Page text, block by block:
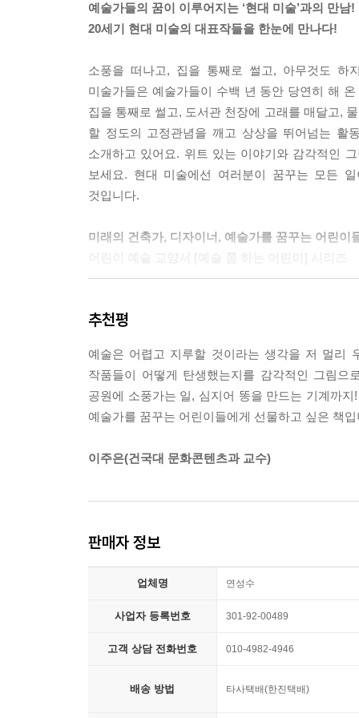
174 맥박이 뛰는 방 라파엘 로자노-헤머 Rafael
178 돼지와 도토리 인자 빙클러 Insa Winkler(The
186 실험 사이트 카르스텐 휠러 Carsten
190 움직이는 매트릭스 가브리엘 오로즈코
194 1:1 모니카 소스노프스카 Monika
198 잃어버린 그림자 수잔 필립스 Susan
202 보르그넬의 오리 시프리앙 가이야르 Cyprien
206 해바라기 씨 아이 웨이웨이 Ai
210 시계 크리스티안 마클레이 Christian
예술가들의 꿈이 이루어지는 ‘현대 미술’과의 만남!
20세기 현대 미술의 대표작들을 한눈에 만나다!
소풍을 떠나고, 집을 통째로 썰고, 아무것도 하
미술가들은 예술가들이 수백 년 동안 당연히 해
집을 통째로 썰고, 도서관 천장에 고래를 매달고,
할 정도의 고정관념을 깨고 상상을 뛰어넘는 활
소개하고 있어요. 위트 있는 이야기와 감각적인
보세요. 현대 미술에선 여러분이 꿈꾸는 모든
것입니다.
미래의 건축가, 디자이너, 예술가를 꿈꾸는 어린이
생각으로 지은 건축물들을 담은 《생각하는 건
세계적인 건축가, 디자이너, 예술가들의 기발한
것입니다. 각각의 작품들을 꼼꼼하게 살필 수 있
건축가, 디자이너, 예술가를 꿈꾸는 어린이들에게
추천평
예술은 어렵고 지루할 것이라는 생각을 저 멀리
작품들이 어떻게 탄생했는지를 감각적인 그림
공원에 소풍가는 일, 심지어 똥을 만드는 기계까
예술가를 꿈꾸는 어린이들에게 선물하고 싶은 책
이주은(건국대 문화콘텐츠과 교수)
판매자 정보
업체명 연성수
사업자 등록번호 301-92-00489
고객 상담 전화번호 010-4982-4946
배송 방법 타사택배(한진택배)